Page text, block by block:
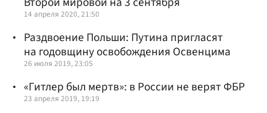
14 апреля 2020, 21:50
Раздвоение Польши: Путина пригласят
на годовщину освобождения Освенцима
26 июля 2019, 23:05
«Гитлер был мертв»: в России не верят ФБР
23 апреля 2019, 19:19